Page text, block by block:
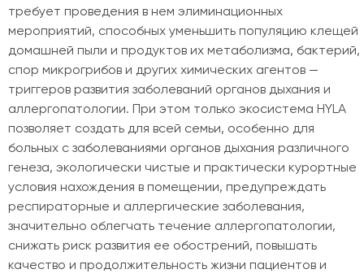
требует проведения в нем элиминационных
мероприятий, способных уменьшить популяцию клещей
домашней пыли и продуктов их метаболизма, бактерий,
спор микрогрибов и других химических агентов —
триггеров развития заболеваний органов дыхания и
аллергопатологии. При этом только экосистема HYLA
позволяет создать для всей семьи, особенно для
больных с заболеваниями органов дыхания различного
генеза, экологически чистые и практически курортные
условия нахождения в помещении, предупреждать
респираторные и аллергические заболевания,
значительно облегчать течение аллергопатологии,
снижать риск развития ее обострений, повышать
качество и продолжительность жизни пациентов и